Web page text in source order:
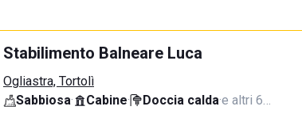
Stabilimento Balneare Luca
Ogliastra, Tortolì
Sabbiosa· Cabine· Doccia calda·e altri 6…